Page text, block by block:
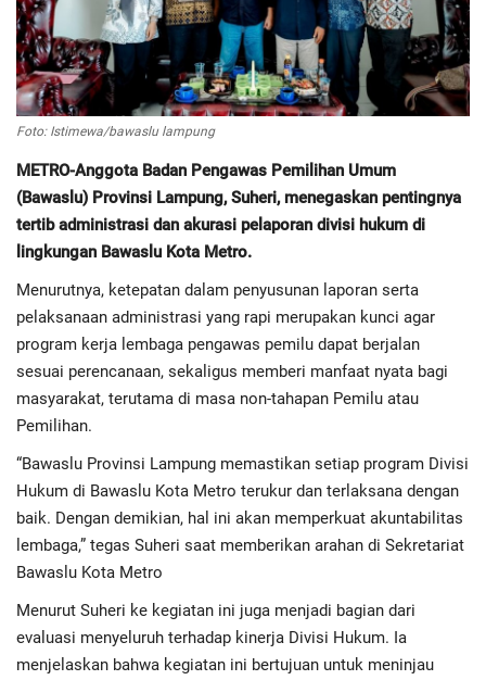
Olahraga
Wisata
Politik
Hukum & Kriminal
Internasional
Advertorial
Monologis TV
Foto: Istimewa/bawaslu lampung
METRO-Anggota Badan Pengawas Pemilihan Umum
(Bawaslu) Provinsi Lampung, Suheri, menegaskan pentingnya
tertib administrasi dan akurasi pelaporan divisi hukum di
lingkungan Bawaslu Kota Metro.
Menurutnya, ketepatan dalam penyusunan laporan serta
pelaksanaan administrasi yang rapi merupakan kunci agar
program kerja lembaga pengawas pemilu dapat berjalan
sesuai perencanaan, sekaligus memberi manfaat nyata bagi
masyarakat, terutama di masa non-tahapan Pemilu atau
Pemilihan.
“Bawaslu Provinsi Lampung memastikan setiap program Divisi
Hukum di Bawaslu Kota Metro terukur dan terlaksana dengan
baik. Dengan demikian, hal ini akan memperkuat akuntabilitas
lembaga,” tegas Suheri saat memberikan arahan di Sekretariat
Bawaslu Kota Metro
Menurut Suheri ke kegiatan ini juga menjadi bagian dari
evaluasi menyeluruh terhadap kinerja Divisi Hukum. Ia
menjelaskan bahwa kegiatan ini bertujuan untuk meninjau